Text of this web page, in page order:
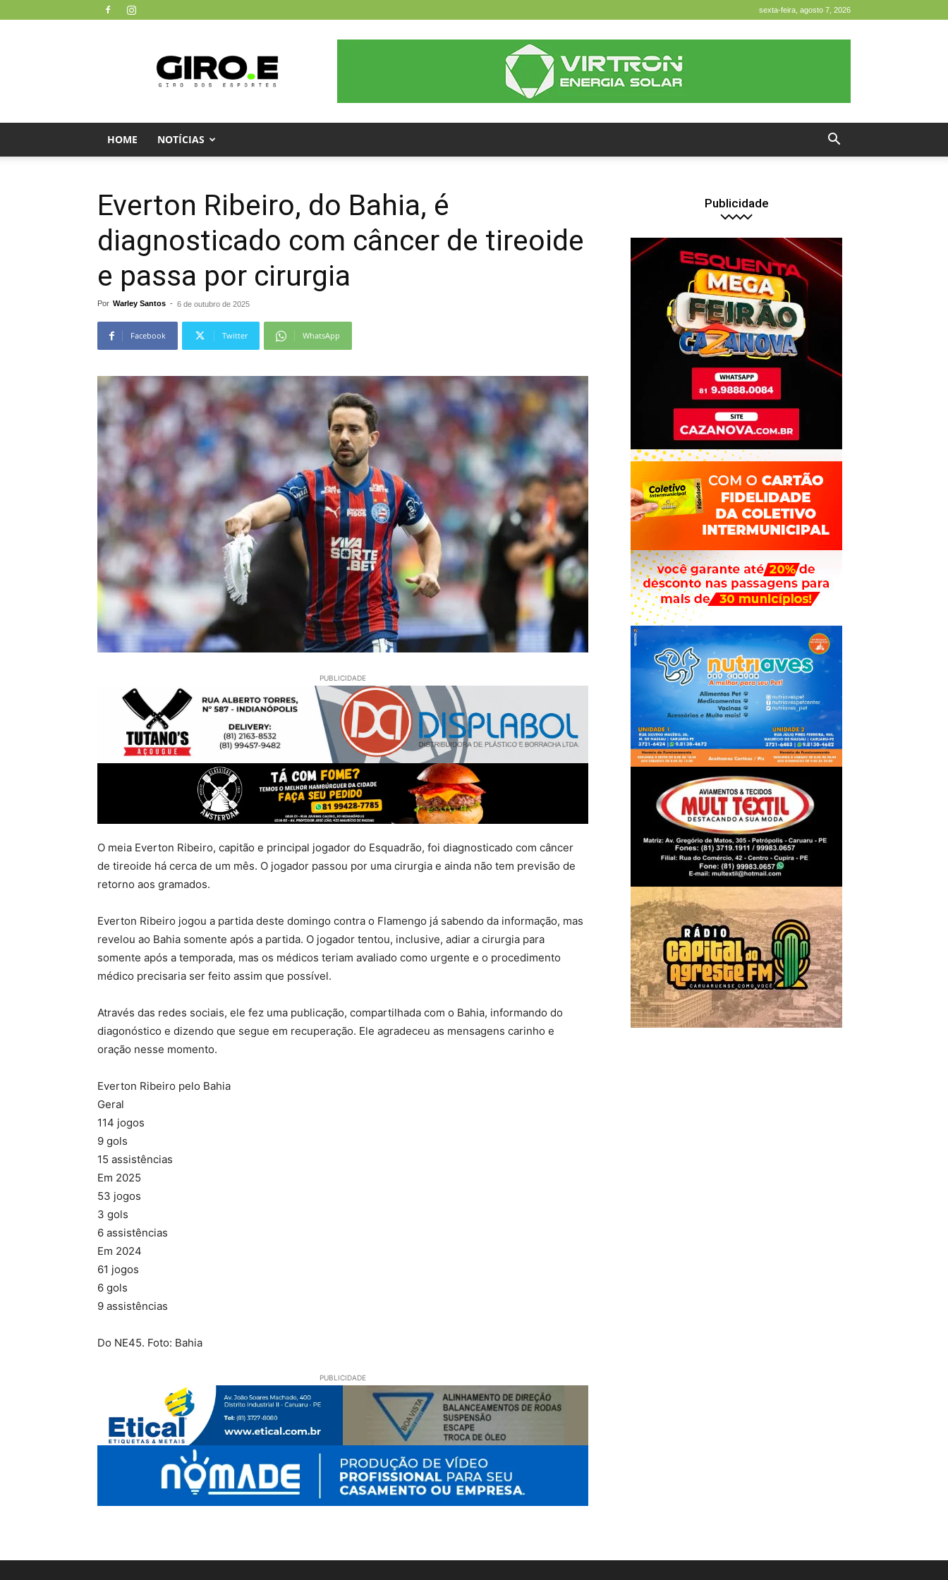
sexta-feira, agosto 7, 2026
dos
Esportes
HOME NOTÍCIAS
Everton Ribeiro, do Bahia, é
diagnosticado com câncer de tireoide
e passa por cirurgia
Por Warley Santos - 6 de outubro de 2025
Facebook Twitter WhatsApp
PUBLICIDADE
O meia Everton Ribeiro, capitão e principal jogador do Esquadrão, foi diagnosticado com câncer
de tireoide há cerca de um mês. O jogador passou por uma cirurgia e ainda não tem previsão de
retorno aos gramados.
Everton Ribeiro jogou a partida deste domingo contra o Flamengo já sabendo da informação, mas
revelou ao Bahia somente após a partida. O jogador tentou, inclusive, adiar a cirurgia para
somente após a temporada, mas os médicos teriam avaliado como urgente e o procedimento
médico precisaria ser feito assim que possível.
Através das redes sociais, ele fez uma publicação, compartilhada com o Bahia, informando do
diagonóstico e dizendo que segue em recuperação. Ele agradeceu as mensagens carinho e
oração nesse momento.
Everton Ribeiro pelo Bahia
Geral
114 jogos
9 gols
15 assistências
Em 2025
53 jogos
3 gols
6 assistências
Em 2024
61 jogos
6 gols
9 assistências
Do NE45. Foto: Bahia
PUBLICIDADE
Publicidade